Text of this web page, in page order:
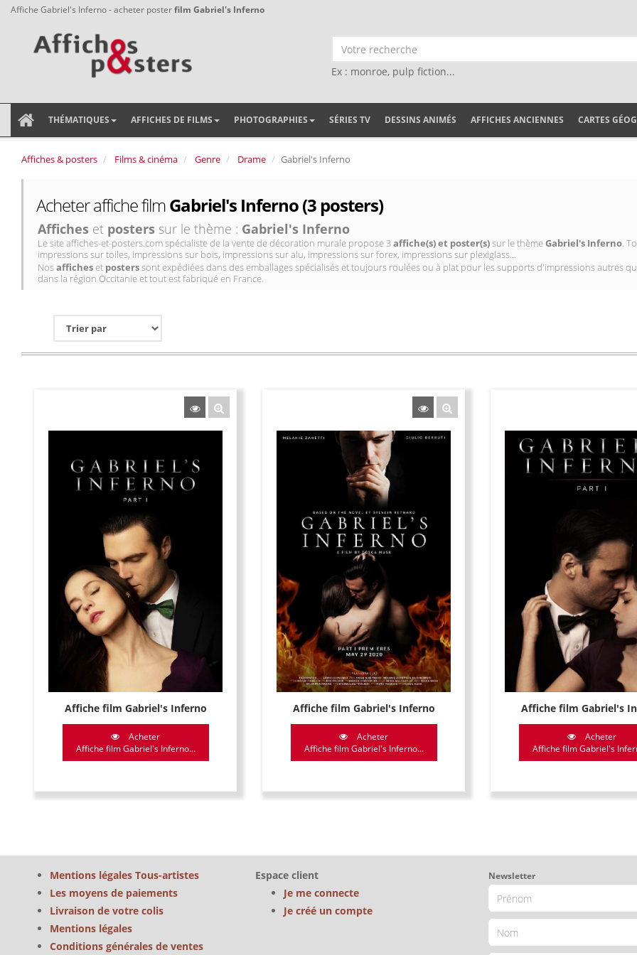
Affiche Gabriel's Inferno - acheter posterfilm Gabriel's Inferno
Ex : monroe, pulp fiction...
THÉMATIQUES AFFICHES DE FILMS PHOTOGRAPHIES SÉRIES TV DESSINS ANIMÉS AFFICHES ANCIENNES CARTES
Affiches & posters Films & cinéma Genre Drame Gabriel's Inferno
Acheter affiche filmGabriel's Inferno (3 posters)
Affiches et posters sur le thème : Gabriel's Inferno
Le site affiches-et-posters.com spécialiste de la vente de décoration murale propose 3affiche(s) et poster(s)sur le thèmeGabriel's Inferno.
impressions sur toiles, impressions sur bois, impressions sur alu, impressions sur forex, impressions sur plexiglass...
Nosafficheset posterssont expédiées dans des emballages spécialisés et toujours roulées ou à plat pour les supports d'impressions autres
dans la région Occitanie et tout est fabriqué en France.
Affiche film Gabriel's Inferno
Acheter
Affiche film Gabriel's Inferno...
Affiche film Gabriel's Inferno
Acheter
Affiche film Gabriel's Inferno...
Affiche film Gabriel's
Acheter
Affiche film Gabriel's
Mentions légales Tous-artistes
Les moyens de paiements
Livraison de votre colis
Mentions légales
Conditions générales de ventes
Espace client
Je me connecte
Je créé un compte
Newsletter